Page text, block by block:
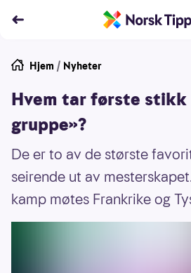
Hjem / Nyheter
Hvem tar første stikk
gruppe»?
De er to av de største
seirende ut av
kamp møtes Frankrike og